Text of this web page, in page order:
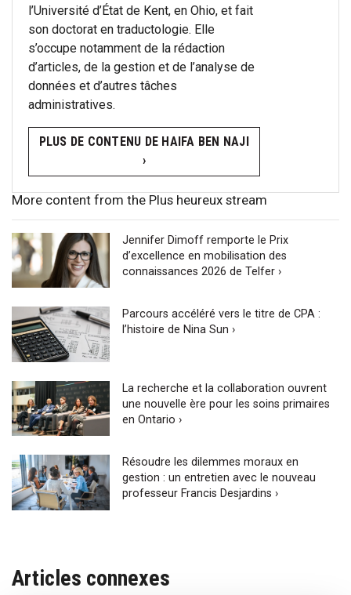
l’Université d’État de Kent, en Ohio, et fait
son doctorat en traductologie. Elle
s’occupe notamment de la rédaction
d’articles, de la gestion et de l’analyse de
données et d’autres tâches
administratives.
PLUS DE CONTENU DE HAIFA BEN NAJI
›
More content from the Plus heureux stream
Jennifer Dimoff remporte le Prix
d’excellence en mobilisation des
connaissances 2026 de Telfer ›
Parcours accéléré vers le titre de CPA :
l’histoire de Nina Sun ›
La recherche et la collaboration ouvrent
une nouvelle ère pour les soins primaires
en Ontario ›
Résoudre les dilemmes moraux en
gestion : un entretien avec le nouveau
professeur Francis Desjardins ›
Articles connexes